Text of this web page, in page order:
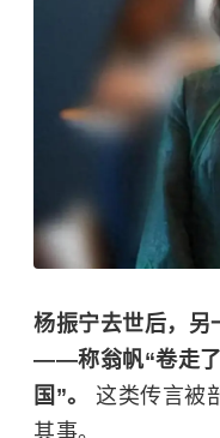
杨振宁去世后，另
——称翁帆“卷走了
国”。 这类传言被
其事。